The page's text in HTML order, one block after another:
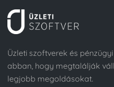
Üzleti szoftverek és
abban, hogy megtalálják
legjobb megoldásokat.